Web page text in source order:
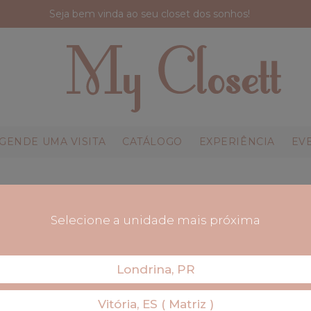
Seja bem vinda ao seu closet dos sonhos!
UMA VISITA CATÁLOGO EXPERIÊNCIA
Selecione a unidade mais próxima
Londrina, PR
Vitória, ES ( Matriz )